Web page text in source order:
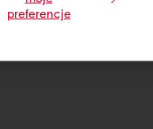
preferencje